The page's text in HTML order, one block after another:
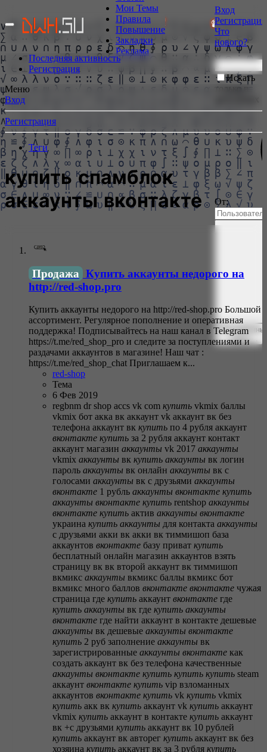
Мои Темы
Правила
Повышение
Закладки
Реклама
БОЛЬШЕ НЕ НУЖНЫ! 📹
Вход
Регистрация
Что
нового?
Искать
От:
поиск…
Последняя активность
Регистрация
Меню
Вход
Регистрация
Теги
купить спамблок
аккаунты вконтакте
Продажа Купить аккаунты недорого на
http://red-shop.pro
Купить аккаунты недорого на http://red-shop.pro Большой
ассортимент. Регулярное пополнение и оперативная
поддержка! Подписывайтесь на наш канал в Telegram
https://t.me/red_shop_pro и следите за поступлениями и
раздачами аккаунтов в магазине! Наш чат :
https://t.me/red_shop_chat Приглашаем к...
red-shop
Тема
6 Фев 2019
regbnm dr shop accs vk com купить vkmix баллы
vkmix бот акка вк аккаунт vk аккаунт вк без
телефона аккаунт вк купить по 4 рубля аккаунт
вконтакте купить за 2 рубля аккаунт контакт
аккаунт магазин аккаунты vk 2017 аккаунты
vkmix аккаунты вк купить аккаунты вк логин
пароль аккаунты вк онлайн аккаунты вк с
голосами аккаунты вк с друзьями аккаунты
вконтакте 1 рубль аккаунты вконтакте купить
аккаунты вконтакте купить rentshop аккаунты
вконтакте купить актив аккаунты вконтакте
украина купить аккаунты для контакта аккаунты
с друзьями акки вк акки вк тиммишоп база
аккаунтов вконтакте базу приват купить
бесплатный онлайн магазин аккаунтов взять
страницу вк вк второй аккаунт вк тиммишоп
вкмикс аккаунты вкмикс баллы вкмикс бот
вкмикс много баллов вконтакте вконтакте чужая
страница где купить аккаунт вконтакте где
купить аккаунты вк где купить аккаунты
вконтакте где найти аккаунт в контакте дешевые
аккаунты вк дешевые аккаунты вконтакте
купить 2 руб заполнение аккаунты вк
зарегистрированные аккаунты вконтакте как
создать аккаунт вк без телефона качественные
аккаунты вконтакте купить купить купить steam
аккаунт вконтакте купить vip взломанных
аккаунтов вконтакте купить vk купить vkmix
купить акк вк купить аккаунт vk купить аккаунт
vkmix купить аккаунт в контакте купить аккаунт
вк +с друзьями купить аккаунт вк 10 рублей
купить аккаунт вк авторег купить аккаунт вк без
хозяина купить аккаунт вк за 3 рубля купить